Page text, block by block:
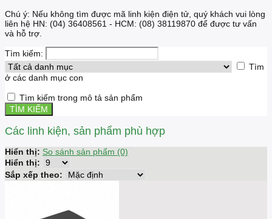
Chú ý: Nếu không tìm được mã linh kiện điện tử, quý khách vui lòng
liên hệ HN: (04) 36408561 - HCM: (08) 38119870 để được tư vấn
và hỗ trợ.
Tìm kiếm:
Tìm
ở các danh mục con
Tìm kiếm trong mô tả sản phẩm
Các linh kiện, sản phẩm phù hợp
Hiển thị: So sánh sản phẩm (0)
Hiển thị:
Sắp xếp theo: